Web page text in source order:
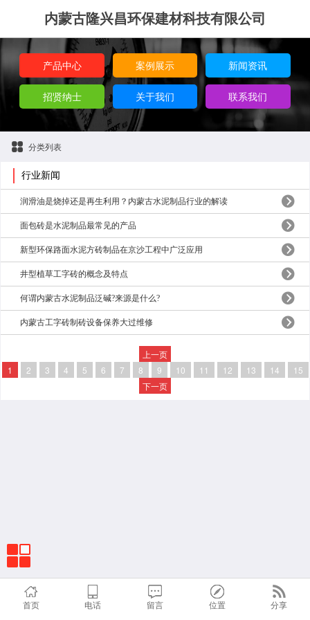
内蒙古隆兴昌环保建材科技有限公司
产品中心 案例展示 新闻资讯
招贤纳士 关于我们 联系我们
分类列表
行业新闻
润滑油是烧掉还是再生利用？内蒙古水泥制品行业的解读
面包砖是水泥制品最常见的产品
新型环保路面水泥方砖制品在京沙工程中广泛应用
井型植草工字砖的概念及特点
何谓内蒙古水泥制品泛碱?来源是什么?
内蒙古工字砖制砖设备保养大过维修
上一页
1
2 3 4 5 6 7 8 9 10 11 12 13 14
15
下一页
首页 电话 留言 位置 分享